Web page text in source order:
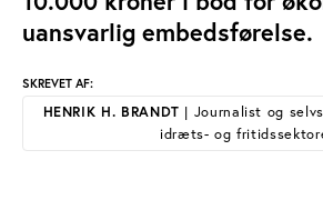
uansvarlig embedsførelse.
SKREVET AF:
HENRIK H. BRANDT | Journalist og
idræts- og